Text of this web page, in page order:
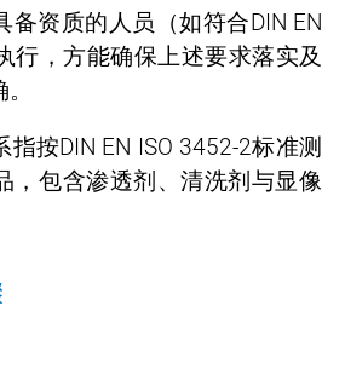
备资质的人员（如符合DIN EN
行，方能确保上述要求落实及
按DIN EN ISO 3452-2标准测
，包含渗透剂、清洗剂与显像